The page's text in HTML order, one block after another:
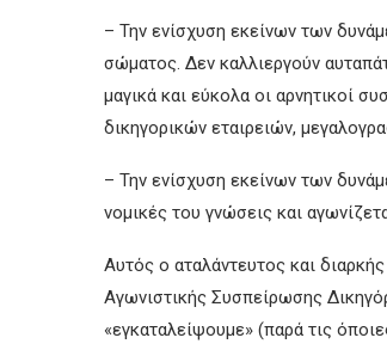
– Την ενίσχυση εκείνων των
σώματος. Δεν καλλιεργούν
μαγικά και εύκολα οι αρνητικοί
δικηγορικών εταιρειών,
– Την ενίσχυση εκείνων των
νομικές του γνώσεις και
Αυτός ο αταλάντευτος και
Αγωνιστικής Συσπείρωσης
«εγκαταλείψουμε» (παρά τις